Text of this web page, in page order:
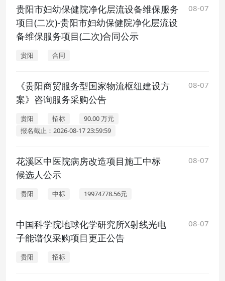
贵阳市妇幼保健院净化层流设备维保服务
项目(二次)-贵阳市妇幼保健院净化层流设
备维保服务项目(二次)合同公示
08-07
贵阳 合同
《贵阳商贸服务型国家物流枢纽建设方
案》咨询服务采购公告
08-07
贵阳 招标
90.00 万元
报名截止：2026-08-17 23:59:59
花溪区中医院病房改造项目施工中标
候选人公示
08-07
贵阳 中标 19974778.56元
中国科学院地球化学研究所X射线光电
子能谱仪采购项目更正公告
08-07
贵阳 招标